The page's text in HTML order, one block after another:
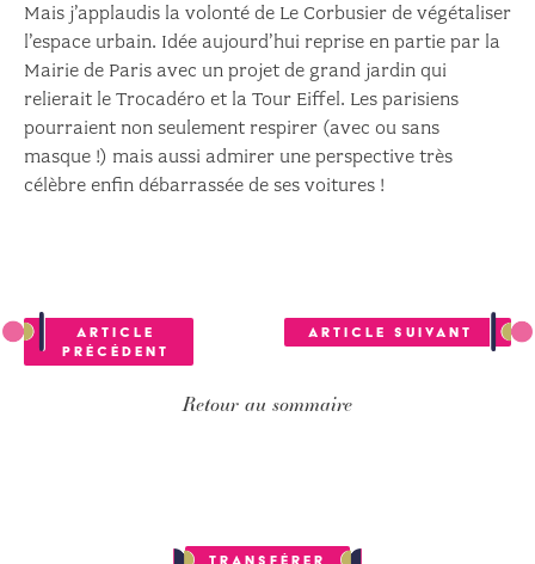
Mais j’applaudis la volonté de Le Corbusier de végétaliser
l’espace urbain. Idée aujourd’hui reprise en partie par la
Mairie de Paris avec un projet de grand jardin qui
relierait le Trocadéro et la Tour Eiffel. Les parisiens
pourraient non seulement respirer (avec ou sans
masque !) mais aussi admirer une perspective très
célèbre enfin débarrassée de ses voitures !
Retour au sommaire
de
l’article
Article suivant
Article
précédent
Transférer